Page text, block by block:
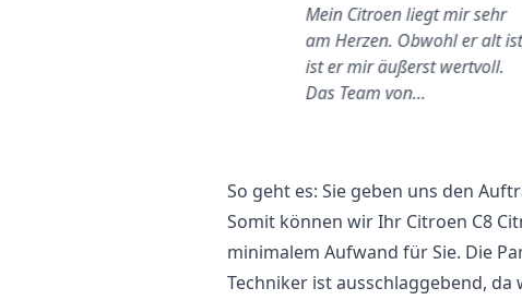
Mein Citroen liegt mir sehr
am Herzen. Obwohl er alt
ist er mir äußerst wertvoll.
Das Team von…
So geht es: Sie geben uns den
Somit können wir Ihr Citroen C8
minimalem Aufwand für Sie. Die
Techniker ist ausschlaggebend,